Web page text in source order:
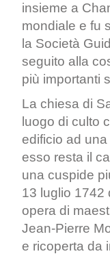
insieme a
mondiale e fu
la Società
seguito alla
più importanti
La chiesa di
luogo di culto
edificio ad
esso resta il
una cuspide
13 luglio 1742
opera di
Jean-Pierre
e ricoperta da